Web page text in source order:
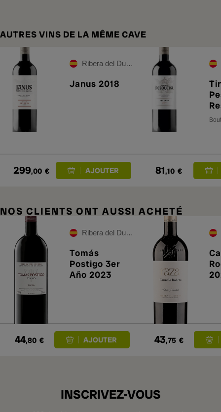
AUTRES VINS DE LA MÊME CAVE
Ribera del Duero
Janus 2018
299,00 € 81,10 €
NOS CLIENTS ONT AUSSI ACHETÉ
Ribera del Duero
Tomás
Postigo 3er
Año 2023
44,80 € 43,75 €
INSCRIVEZ-VOUS